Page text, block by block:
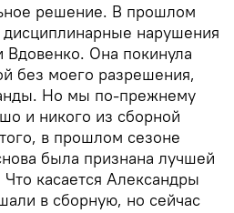
решение. В прошлом
нарушения
Вдовенко. Она покинула
без моего разрешения,
Но мы по-прежнему
и никого из сборной
в прошлом сезоне
была признана лучшей
касается Александры
в сборную, но сейчас